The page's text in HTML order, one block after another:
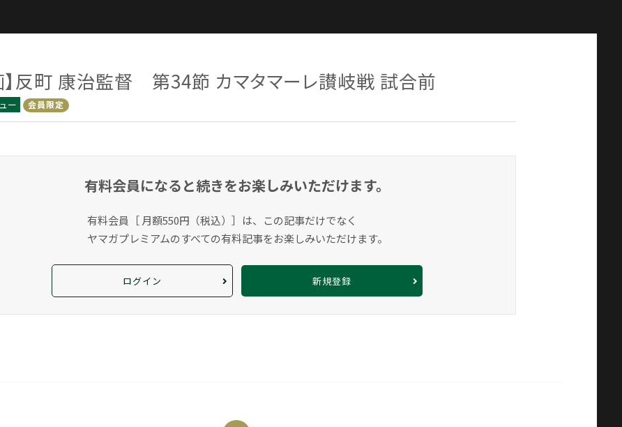
】反町 康治監督 第34節 カマタマーレ讃岐戦 試合前
ー 会員限定
有料会員になると続きをお楽しみいただけます。
有料会員［ 月額550円（税込）］は、この記事だけでなく
ヤマガプレミアムのすべての有料記事をお楽しみいただけます。
ログイン 新規登録